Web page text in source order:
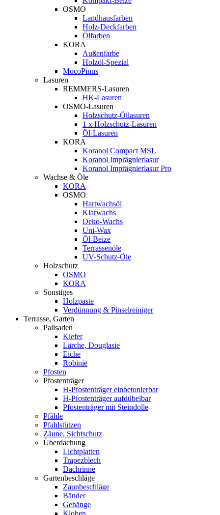
OSMO
Landhausfarben
Holz-Deckfarben
Ölfarben
KORA
Außenfarbe
Holzöl-Spezial
MocoPinus
Lasuren
REMMERS-Lasuren
HK-Lasuren
OSMO-Lasuren
Holzschutz-Öllasuren
1 x Holzschutz-Lasuren
Öl-Lasuren
KORA
Koranol Compact MSL
Koranol Imprägnierlasur
Koranol Imprägnierlasur Pro
Wachse & Öle
KORA
OSMO
Hartwachsöl
Klarwachs
Deko-Wachs
Uni-Wax
Öl-Beize
Terrassenöle
UV-Schutz-Öle
Holzschutz
OSMO
KORA
Sonstiges
Holzpaste
Verdünnung & Pinselreiniger
Terrasse, Garten
Palisaden
Kiefer
Lärche, Douglasie
Eiche
Robinie
Pfosten
Pfostenträger
H-Pfostenträger einbetonierbar
H-Pfostenträger aufdübelbar
Pfostenträger mit Steindolle
Pfähle
Pfahlstützen
Zäune, Sichtschutz
Überdachung
Lichtplatten
Trapezblech
Dachrinne
Gartenbeschläge
Zaunbeschläge
Bänder
Gehänge
Kloben